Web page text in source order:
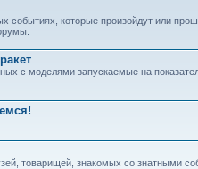
событиях, которые произойдут или
с моделями запускаемые на
товарищей, знакомых со знатными